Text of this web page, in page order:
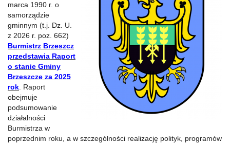
marca 1990 r. o
samorządzie
gminnym (t.j. Dz. U.
z 2026 r. poz. 662)
Burmistrz Brzeszcz
przedstawia Raport
o stanie Gminy
Brzeszcze za 2025
rok Raport
obejmuje
podsumowanie
działalności
Burmistrza w
poprzednim roku, a w szczególności realizację polityk, programów